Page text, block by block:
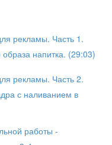
рекламы. Часть 1.
напитка. (29:03)
рекламы. Часть 2.
с наливанием в
работы -